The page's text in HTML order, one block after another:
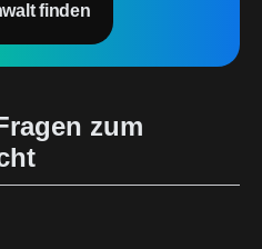
finden
zum